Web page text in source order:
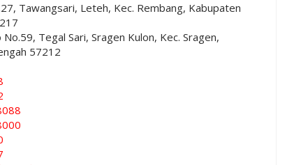
Tawangsari, Leteh, Kec. Rembang, Kabupaten
Tegal Sari, Sragen Kulon, Kec. Sragen,
57212